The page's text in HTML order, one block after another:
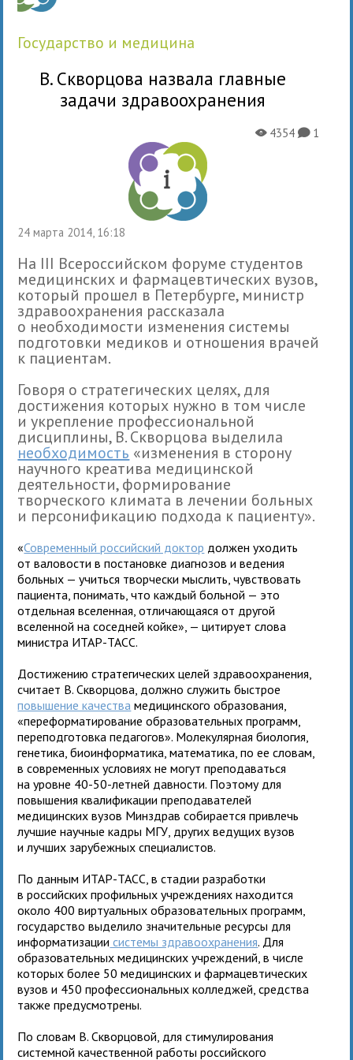
государство и медицина
В. Скворцова назвала главные
задачи здравоохранения
24 марта 2014, 16:18
X4354K1
На III Всероссийском форуме студентов
медицинских и фармацевтических вузов,
который прошел в Петербурге, министр
здравоохранения рассказала
о необходимости изменения системы
подготовки медиков и отношения врачей
к пациентам.
Говоря о стратегических целях, для
достижения которых нужно в том числе
и укрепление профессиональной
дисциплины, В. Скворцова выделила
необходимость «изменения в сторону
научного креатива медицинской
деятельности, формирование
творческого климата в лечении больных
и персонификацию подхода к пациенту».
«Современный российский доктор должен уходить
от валовости в постановке диагнозов и ведения
больных — учиться творчески мыслить, чувствовать
пациента, понимать, что каждый больной — это
отдельная вселенная, отличающаяся от другой
вселенной на соседней койке», — цитирует слова
министра ИТАР-ТАСС.
Достижению стратегических целей здравоохранения,
считает В. Скворцова, должно служить быстрое
повышение качества медицинского образования,
«переформатирование образовательных программ,
переподготовка педагогов». Молекулярная биология,
генетика, биоинформатика, математика, по ее словам,
в современных условиях не могут преподаваться
на уровне 40-50-летней давности. Поэтому для
повышения квалификации преподавателей
медицинских вузов Минздрав собирается привлечь
лучшие научные кадры МГУ, других ведущих вузов
и лучших зарубежных специалистов.
По данным ИТАР-ТАСС, в стадии разработки
в российских профильных учреждениях находится
около 400 виртуальных образовательных программ,
государство выделило значительные ресурсы для
информатизации системы здравоохранения. Для
образовательных медицинских учреждений, в числе
которых более 50 медицинских и фармацевтических
вузов и 450 профессиональных колледжей, средства
также предусмотрены.
По словам В. Скворцовой, для стимулирования
системной качественной работы российского